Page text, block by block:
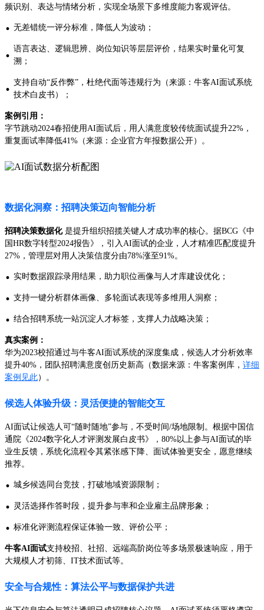
频识别、表达与情绪分析，实现全场景下多维度能力客观评估。
· 无差错统一评分标准，降低人为波动；
· 语言表达、逻辑思辨、岗位知识等层层评价，结果实时量化可复
溯；
· 支持自动“反作弊”，杜绝代面等违规行为（来源：牛客AI面试系统
技术白皮书）；
案例引用：
字节跳动2024春招使用AI面试后，用人满意度较传统面试提升22%，
重复面试率降低41%（来源：企业官方年报数据公开）。
数据化洞察：招聘决策迈向智能分析
招聘决策数据化是提升组织招揽关键人才成功率的核心。据BCG《中
国HR数字转型2024报告》，引入AI面试的企业，人才精准匹配度提升
27%，管理层对用人决策信度分由78%涨至91%。
· 实时数据跟踪录用结果，助力职位画像与人才库建设优化；
· 支持一键分析群体画像、多轮面试表现等多维用人洞察；
· 结合招聘系统一站沉淀人才标签，支撑人力战略决策；
真实案例：
华为2023校招通过与牛客AI面试系统的深度集成，候选人才分析效率
提升40%，团队招聘满意度创历史新高（数据来源：牛客案例库， 详细
案例见此）。
候选人体验升级：灵活便捷的智能交互
AI面试让候选人可“随时随地”参与，不受时间/场地限制。根据中国信
通院《2024数字化人才评测发展白皮书》，80%以上参与AI面试的毕
业生反馈，系统化流程令其紧张感下降、面试体验更安全，愿意继续
推荐。
· 城乡候选同台竞技，打破地域资源限制；
· 灵活选择作答时段，提升参与率和企业雇主品牌形象；
· 标准化评测流程保证体验一致、评价公平；
牛客AI面试支持校招、社招、远端高阶岗位等多场景极速响应，用于
大规模人才初筛、IT技术面试等。
安全与合规性：算法公平与数据保护共进